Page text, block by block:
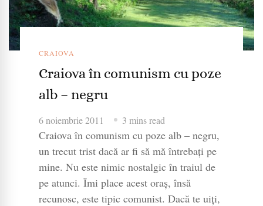
CRAIOVA
Craiova în comunism cu poze
alb – negru
6 noiembrie 2011 3 mins read
Craiova în comunism cu poze alb – negru,
un trecut trist dacă ar fi să mă întrebați pe
mine. Nu este nimic nostalgic în traiul de
pe atunci. Îmi place acest oraș, însă
recunosc, este tipic comunist. Dacă te uiți,